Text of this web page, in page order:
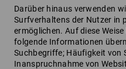
Darüber hinaus verwenden
Surfverhaltens der Nutzer in
ermöglichen. Auf diese
folgende Informationen
Suchbegriffe; Häufigkeit von
Inanspruchnahme von